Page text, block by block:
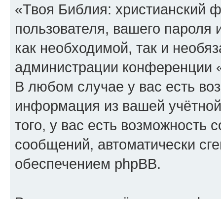
«Твоя Библия: христианский
пользователя, вашего
как необходимой, так и
администрации конференции
В любом случае у вас есть
информация из вашей
того, у вас есть возможность
сообщений, автоматически
обеспечением phpBB.